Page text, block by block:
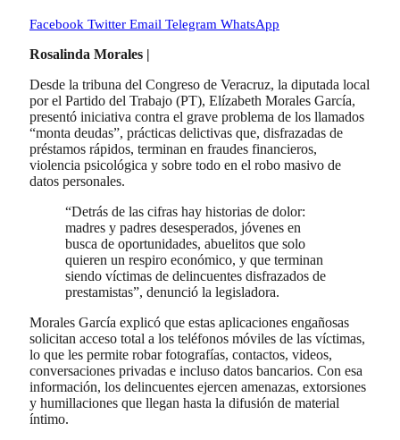
Facebook Twitter Email Telegram WhatsApp
Rosalinda Morales |
Desde la tribuna del Congreso de Veracruz, la diputada local
por el Partido del Trabajo (PT), Elízabeth Morales García,
presentó iniciativa contra el grave problema de los llamados
“monta deudas”, prácticas delictivas que, disfrazadas de
préstamos rápidos, terminan en fraudes financieros,
violencia psicológica y sobre todo en el robo masivo de
datos personales.
“Detrás de las cifras hay historias de dolor:
madres y padres desesperados, jóvenes en
busca de oportunidades, abuelitos que solo
quieren un respiro económico, y que terminan
siendo víctimas de delincuentes disfrazados de
prestamistas”, denunció la legisladora.
Morales García explicó que estas aplicaciones engañosas
solicitan acceso total a los teléfonos móviles de las víctimas,
lo que les permite robar fotografías, contactos, videos,
conversaciones privadas e incluso datos bancarios. Con esa
información, los delincuentes ejercen amenazas, extorsiones
y humillaciones que llegan hasta la difusión de material
íntimo.